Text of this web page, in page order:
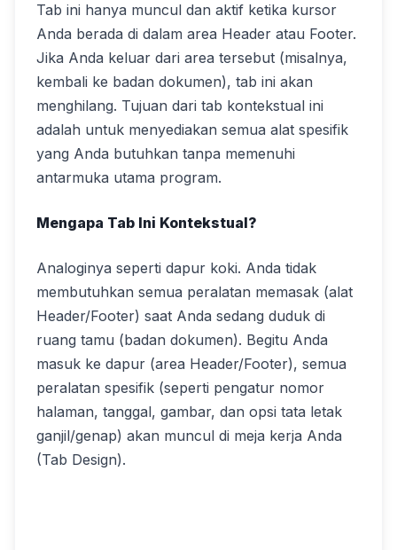
Tab ini hanya muncul dan aktif ketika kursor
Anda berada di dalam area Header atau Footer.
Jika Anda keluar dari area tersebut (misalnya,
kembali ke badan dokumen), tab ini akan
menghilang. Tujuan dari tab kontekstual ini
adalah untuk menyediakan semua alat spesifik
yang Anda butuhkan tanpa memenuhi
antarmuka utama program.
Mengapa Tab Ini Kontekstual?
Analoginya seperti dapur koki. Anda tidak
membutuhkan semua peralatan memasak (alat
Header/Footer) saat Anda sedang duduk di
ruang tamu (badan dokumen). Begitu Anda
masuk ke dapur (area Header/Footer), semua
peralatan spesifik (seperti pengatur nomor
halaman, tanggal, gambar, dan opsi tata letak
ganjil/genap) akan muncul di meja kerja Anda
(Tab Design).